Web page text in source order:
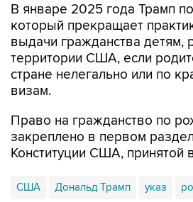
В январе 2025 года Трамп
который прекращает
выдачи гражданства детям,
территории США, если
стране нелегально или по
визам.
Право на гражданство по
закреплено в первом
Конституции США, принятой
США Дональд Трамп указ